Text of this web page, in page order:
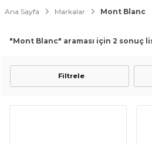
Ana Sayfa Markalar Mont Blanc
"Mont Blanc" araması için 2 sonuç
Filtrele